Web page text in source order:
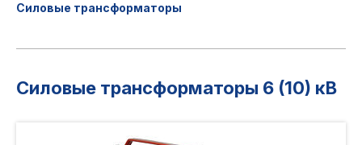
Силовые трансформаторы
Силовые трансформаторы 6 (10) кВ